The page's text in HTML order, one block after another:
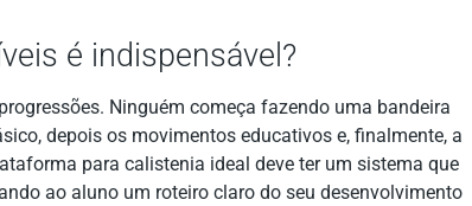
é indispensável?
Ninguém começa fazendo uma bandeira
depois os movimentos educativos e, finalmente, a
para calistenia ideal deve ter um sistema que
ao aluno um roteiro claro do seu desenvolvimento